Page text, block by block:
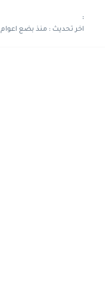
:
اخر تحديث :منذ بضع اعوام